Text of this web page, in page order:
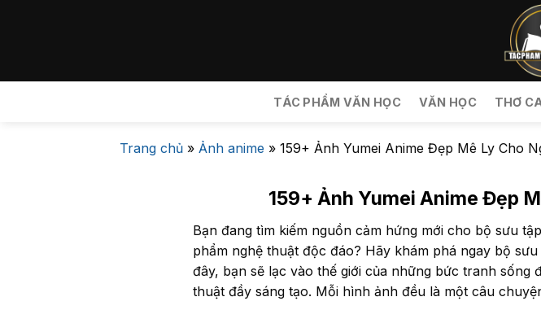
TÁC PHẨM VĂN HỌC VĂN HỌC THƠ
Trang chủ » Ảnh anime » 159+ Ảnh Yumei Anime Đẹp Mê Ly Cho
159+ Ảnh Yumei Anime Đẹp
Bạn đang tìm kiếm nguồn cảm hứng mới cho bộ sưu
phẩm nghệ thuật độc đáo? Hãy khám phá ngay bộ sưu
đây, bạn sẽ lạc vào thế giới của những bức tranh
thuật đầy sáng tạo. Mỗi hình ảnh đều là một câu